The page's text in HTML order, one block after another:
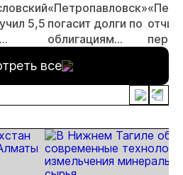
5,5
«Петропавловск»
погасит долги по
облигациям
года
все